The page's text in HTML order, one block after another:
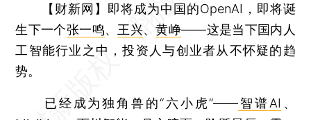
【财新网】 即将成为中国的OpenAI，即将诞
生下一个张一鸣、 王兴、黄峥——这是当下国内人
工智能行业之中，投资人与创业者从不怀疑的趋
势。
已经成为独角兽的“六小虎”——智谱AI 、